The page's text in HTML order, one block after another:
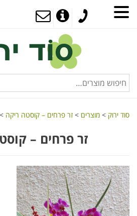
סוד ירוק > מוצרים > זר פרחים – קוסטה ריקה >
זר פרחים –